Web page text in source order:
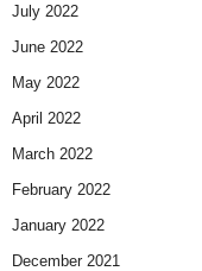
July 2022
June 2022
May 2022
April 2022
March 2022
February 2022
January 2022
December 2021